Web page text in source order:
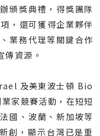
頒獎典禮，得獎團隊
，還可獲得企業夥伴
業務代理等關鍵合作
傳資源。
及美東波士頓 Bio
家競賽活動，在短短
國、波蘭、新加坡等
創，顯示台灣已是重